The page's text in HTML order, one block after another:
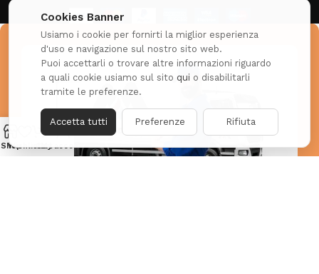
Cookies Banner
Usiamo i cookie per fornirti la miglior esperienza
d'uso e navigazione sul nostro sito web.
Puoi accettarli o trovare altre informazioni riguardo
a quali cookie usiamo sul sito qui o disabilitarli
tramite le preferenze.
Preferenze Rifiuta
Accetta tutti
Shop
WishlistCart
My account